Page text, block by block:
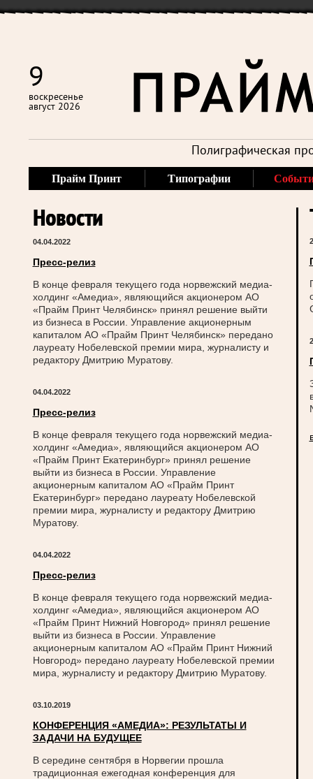
9
воскресенье
август 2026
Полиграфическая
Прайм Принт Типографии
Новости
04.04.2022
Пресс-релиз
В конце февраля текущего года норвежский медиа-
холдинг «Амедиа», являющийся акционером АО
«Прайм Принт Челябинск» принял решение выйти
из бизнеса в России. Управление акционерным
капиталом АО «Прайм Принт Челябинск» передано
лауреату Нобелевской премии мира, журналисту и
редактору Дмитрию Муратову.
04.04.2022
Пресс-релиз
В конце февраля текущего года норвежский медиа-
холдинг «Амедиа», являющийся акционером АО
«Прайм Принт Екатеринбург» принял решение
выйти из бизнеса в России. Управление
акционерным капиталом АО «Прайм Принт
Екатеринбург» передано лауреату Нобелевской
премии мира, журналисту и редактору Дмитрию
Муратову.
04.04.2022
Пресс-релиз
В конце февраля текущего года норвежский медиа-
холдинг «Амедиа», являющийся акционером АО
«Прайм Принт Нижний Новгород» принял решение
выйти из бизнеса в России. Управление
акционерным капиталом АО «Прайм Принт Нижний
Новгород» передано лауреату Нобелевской премии
мира, журналисту и редактору Дмитрию Муратову.
03.10.2019
КОНФЕРЕНЦИЯ «АМЕДИА»: РЕЗУЛЬТАТЫ И
ЗАДАЧИ НА БУДУЩЕЕ
В середине сентября в Норвегии прошла
традиционная ежегодная конференция для